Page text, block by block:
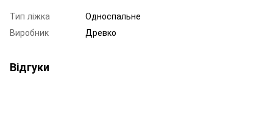
Тип ліжка
Односпальне
Виробник
Древко
Відгуки